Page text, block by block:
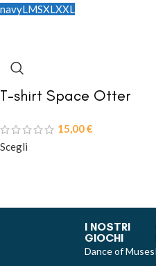
navyLMSXLXXL
T-shirt Space Otter
15,00€
Scegli
I NOSTRI
GIOCHI
Dance of Muses